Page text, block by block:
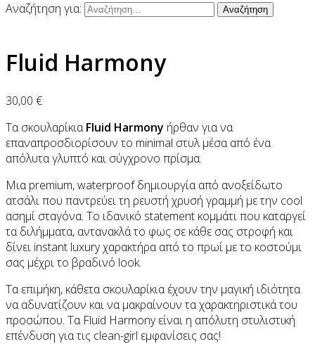
Αναζήτηση για:
Fluid Harmony
30,00 €
Τα σκουλαρίκιαFluid Harmony ήρθαν για να
επαναπροσδιορίσουν το minimal στυλ μέσα από ένα
απόλυτα γλυπτό και σύγχρονο πρίσμα.
Μια premium, waterproof δημιουργία από ανοξείδωτο
ατσάλι που παντρεύει τη ρευστή χρυσή γραμμή με την cool
ασημί σταγόνα. Το ιδανικό statement κομμάτι που καταργεί
τα διλήμματα, αντανακλά το φως σε κάθε σας στροφή και
δίνει instant luxury χαρακτήρα από το πρωί με το κοστούμι
σας μέχρι το βραδινό look.
Τα επιμήκη, κάθετα σκουλαρίκια έχουν την μαγική ιδιότητα
να αδυνατίζουν και να μακραίνουν τα χαρακτηριστικά του
προσώπου. Τα Fluid Harmony είναι η απόλυτη στυλιστική
επένδυση για τις clean-girl εμφανίσεις σας!